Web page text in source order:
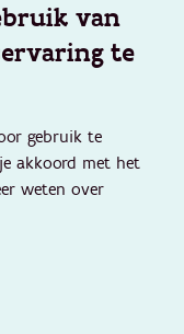
van
te
gebruik te
akkoord met het
weten over